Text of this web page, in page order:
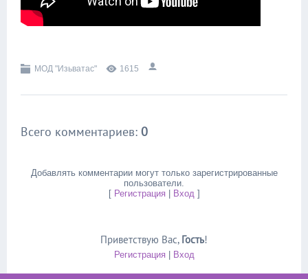
МОД "Изьватас" 1615
Всего комментариев: 0
Добавлять комментарии могут только зарегистрированные
пользователи.
[ Регистрация| Вход]
Приветствую Вас, Гость!
Регистрация| Вход